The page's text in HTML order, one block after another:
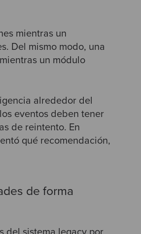
mientras un
Del mismo modo, una
un módulo
alrededor del
eventos deben tener
de reintento. En
qué recomendación,
de forma